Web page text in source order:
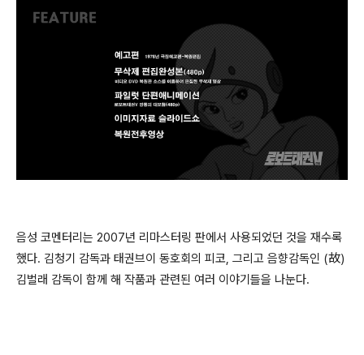
음성 코멘터리는 2007년 리마스터링 판에서 사용되었던 것을 재수록
했다. 김청기 감독과 태권브이 동호회의 피코, 그리고 음향감독인 (故)
김벌래 감독이 함께 해 작품과 관련된 여러 이야기들을 나눈다.